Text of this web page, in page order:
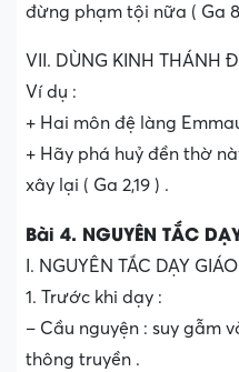
đừng phạm tội nữa ( Ga
VII. DÙNG KINH THÁNH
Ví dụ :
+ Hai môn đệ làng
+ Hãy phá huỷ đền thờ
xây lại ( Ga 2,19 ) .
Bài 4. NGUYÊN TẮC
I. NGUYÊN TẮC DẠY
1. Trước khi dạy :
– Cầu nguyện : suy gẫm
thông truyền .